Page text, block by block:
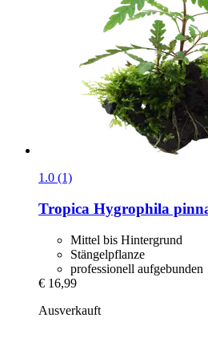
1.0 (1)
Tropica Hygrophila
Mittel bis Hintergrund
Stängelpflanze
professionell aufgebunden
€ 16,99
Ausverkauft